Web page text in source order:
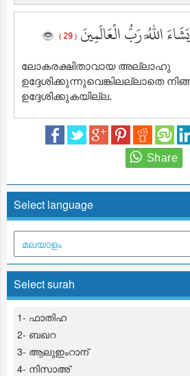
اللَّهُ رَبُّ الْعَالَمِينَ ( 29 )
ലോകരക്ഷിതാവായ അല്ലാഹു
ഉദ്ദേശിക്കുന്നുവെങ്കിലല്ലാതെ
ഉദ്ദേശിക്കുകയില്ല.
Select language
Select surah
1- ഫാതിഹ
2- ബഖറ
3- ആലുഇംറാന്
4- നിസാഅ്